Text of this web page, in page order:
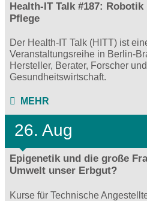
Health-IT Talk #187:
Pflege
Der Health-IT Talk (HITT) ist
Veranstaltungsreihe in Berlin-
Hersteller, Berater, Forscher
Gesundheitswirtschaft.
MEHR
26. Aug
Epigenetik und die große
Umwelt unser Erbgut?
Kurse für Technische